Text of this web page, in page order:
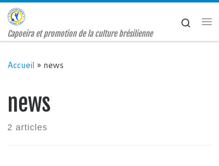
Passer au contenu
Capoeira et promotion de la culture brésilienne
Search
Accueil » news
news
2 articles